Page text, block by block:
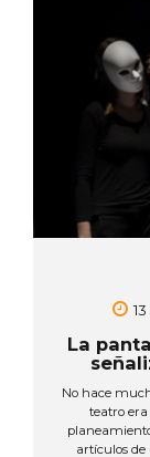
La
No hace
teatro
artículos